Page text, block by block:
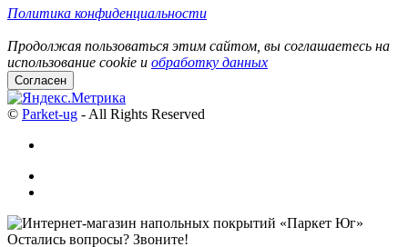
Политика конфиденциальности
Продолжая пользоваться этим сайтом, вы соглашаетесь на
использование cookie и обработку данных
Согласен
© Parket-ug - All Rights Reserved
Остались вопросы? Звоните!